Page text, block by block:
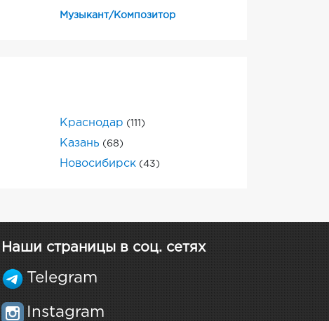
Музыкант/Композитор
Краснодар (111)
Казань (68)
Новосибирск (43)
Наши страницы в соц. сетях
Telegram
Instagram